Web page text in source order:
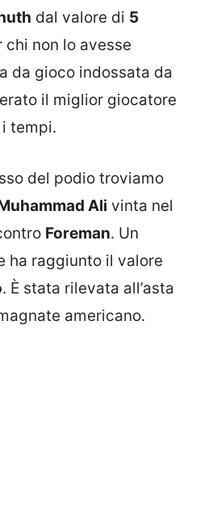
dal valore di 5
chi non lo avesse
da gioco indossata da
il miglior giocatore
tempi.
del podio troviamo
Ali vinta nel
Foreman. Un
ha raggiunto il valore
. È stata rilevata all’asta
americano.